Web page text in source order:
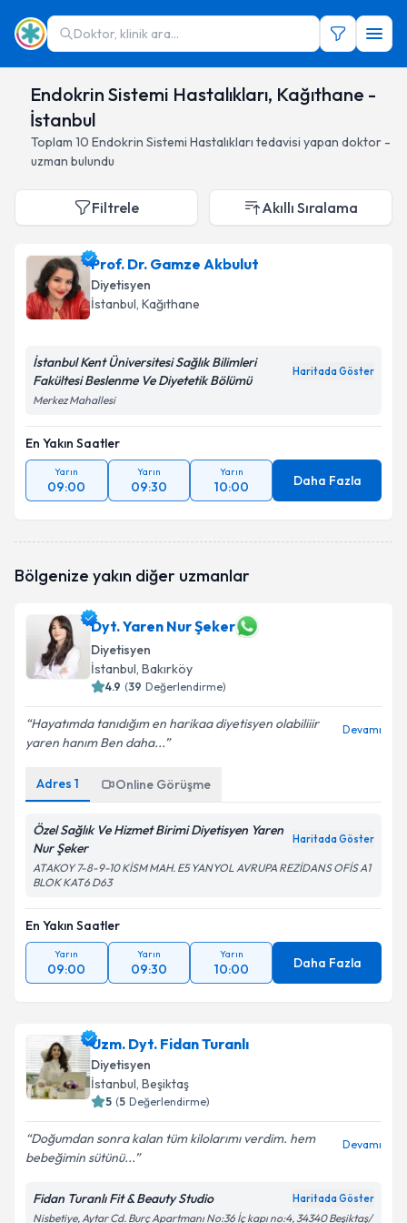
Doktor, klinik ara...
Endokrin Sistemi Hastalıkları, Kağıthane -
İstanbul
Toplam 10 Endokrin Sistemi Hastalıkları tedavisi yapan doktor -
uzman bulundu
Filtrele Akıllı Sıralama
Prof. Dr. Gamze Akbulut
Diyetisyen
İstanbul, Kağıthane
İstanbul Kent Üniversitesi Sağlık Bilimleri
Fakültesi Beslenme Ve Diyetetik Bölümü
Haritada Göster
Merkez Mahallesi
En Yakın Saatler
Yarın
09:00
Yarın
09:30
Yarın
10:00 Daha Fazla
Bölgenize yakın diğer uzmanlar
Dyt. Yaren Nur Şeker
Diyetisyen
İstanbul, Bakırköy
4.9 (39 Değerlendirme)
Hayatımda tanıdığım en harikaa diyetisyen olabiliiir
yaren hanım Ben daha...
Devamı
Adres 1 Online Görüşme
Özel Sağlık Ve Hizmet Birimi Diyetisyen Yaren
Nur Şeker
Haritada Göster
ATAKOY 7-8-9-10 KİSM MAH. E5 YANYOL AVRUPA REZİDANS OFİS A1
BLOK KAT6 D63
En Yakın Saatler
Yarın
09:00
Yarın
09:30
Yarın
10:00 Daha Fazla
Uzm. Dyt. Fidan Turanlı
Diyetisyen
İstanbul, Beşiktaş
5 (5 Değerlendirme)
Doğumdan sonra kalan tüm kilolarımı verdim. hem
bebeğimin sütünü...
Devamı
Fidan Turanlı Fit & Beauty Studio Haritada Göster
Nisbetiye, Aytar Cd. Burç Apartmanı No:36 İç kapı no:4, 34340 Beşiktaş/